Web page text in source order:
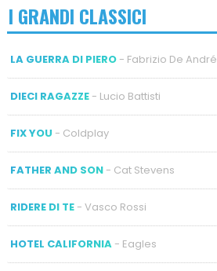
I GRANDI CLASSICI
LA GUERRA DI PIERO- Fabrizio De André
DIECI RAGAZZE- Lucio Battisti
FIX YOU - Coldplay
FATHER AND SON- Cat Stevens
RIDERE DI TE- Vasco Rossi
HOTEL CALIFORNIA- Eagles